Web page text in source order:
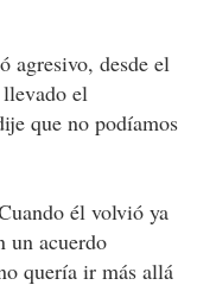
agresivo, desde el
el
que no podíamos
él volvió ya
un acuerdo
quería ir más allá